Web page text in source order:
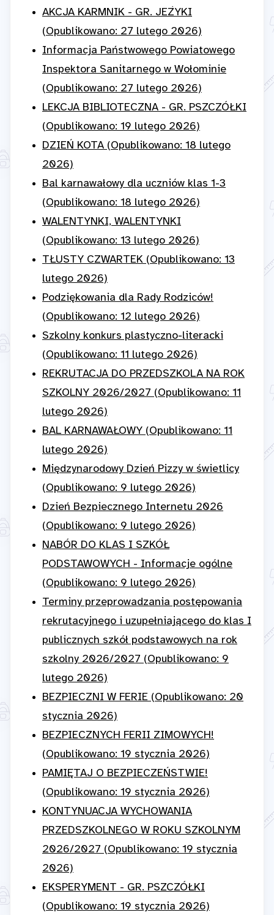
AKCJA KARMNIK - GR. JEŻYKI
(Opublikowano: 27 lutego 2026)
Informacja Państwowego Powiatowego
Inspektora Sanitarnego w Wołominie
(Opublikowano: 27 lutego 2026)
LEKCJA BIBLIOTECZNA - GR. PSZCZÓŁKI
(Opublikowano: 19 lutego 2026)
DZIEŃ KOTA (Opublikowano: 18 lutego
2026)
Bal karnawałowy dla uczniów klas 1-3
(Opublikowano: 18 lutego 2026)
WALENTYNKI, WALENTYNKI
(Opublikowano: 13 lutego 2026)
TŁUSTY CZWARTEK (Opublikowano: 13
lutego 2026)
Podziękowania dla Rady Rodziców!
(Opublikowano: 12 lutego 2026)
Szkolny konkurs plastyczno-literacki
(Opublikowano: 11 lutego 2026)
REKRUTACJA DO PRZEDSZKOLA NA ROK
SZKOLNY 2026/2027 (Opublikowano: 11
lutego 2026)
BAL KARNAWAŁOWY (Opublikowano: 11
lutego 2026)
Międzynarodowy Dzień Pizzy w świetlicy
(Opublikowano: 9 lutego 2026)
Dzień Bezpiecznego Internetu 2026
(Opublikowano: 9 lutego 2026)
NABÓR DO KLAS I SZKÓŁ
PODSTAWOWYCH - Informacje ogólne
(Opublikowano: 9 lutego 2026)
Terminy przeprowadzania postępowania
rekrutacyjnego i uzupełniającego do klas I
publicznych szkół podstawowych na rok
szkolny 2026/2027 (Opublikowano: 9
lutego 2026)
BEZPIECZNI W FERIE (Opublikowano: 20
stycznia 2026)
BEZPIECZNYCH FERII ZIMOWYCH!
(Opublikowano: 19 stycznia 2026)
PAMIĘTAJ O BEZPIECZEŃSTWIE!
(Opublikowano: 19 stycznia 2026)
KONTYNUACJA WYCHOWANIA
PRZEDSZKOLNEGO W ROKU SZKOLNYM
2026/2027 (Opublikowano: 19 stycznia
2026)
EKSPERYMENT - GR. PSZCZÓŁKI
(Opublikowano: 19 stycznia 2026)